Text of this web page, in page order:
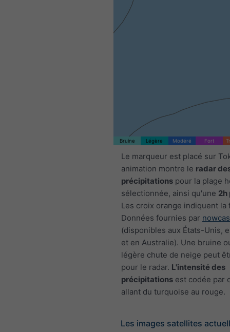
18:50 19:05
Bruine Légère Modéré Fort
Le marqueur est placé sur
animation montre le radar
précipitations pour la plage
sélectionnée, ainsi qu'une 2h
Les croix orange indiquent la
Données fournies par
(disponibles aux États-Unis,
et en Australie). Une bruine
légère chute de neige peut
pour le radar. L'intensité des
précipitations est codée par
allant du turquoise au rouge.
Les images satellites